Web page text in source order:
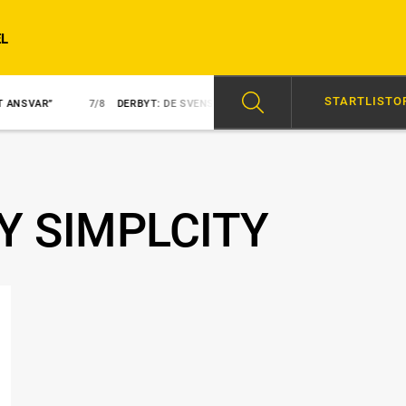
7/8 DERBYT: DE SVENSKA HOPPEN 7/8 NY KUSK PÅ NEZUKO
SIMPLCITY